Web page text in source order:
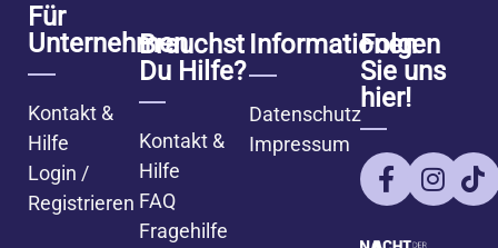
Für
Unternehmen
Kontakt &
Hilfe
Login /
Registrieren
Brauchst
Du Hilfe?
Kontakt &
Hilfe
FAQ
Fragehilfe
Informationen
Datenschutz
Impressum
Folgen
Sie uns
hier!